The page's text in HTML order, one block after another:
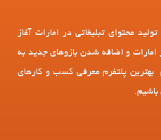
سال 2005 در زمینه تولید محتوای تبلیغاتی در امارات آغاز
امارات و اضافه شدن بازوهای جدید به
بهترین پلتفرم معرفی کسب و کارهای